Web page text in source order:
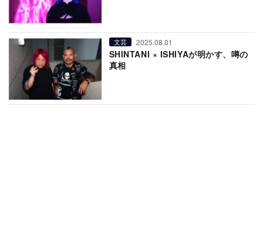
文芸 2025.08.01
SHINTANI × ISHIYAが明かす、噂の
真相